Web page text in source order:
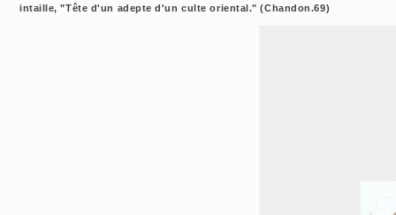
intaille, "Tête d'un adepte d'un culte oriental." (Chandon.69)